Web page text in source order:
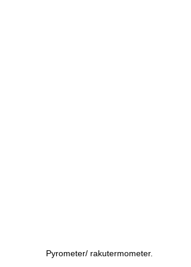
Pyrometer/ rakutermometer.